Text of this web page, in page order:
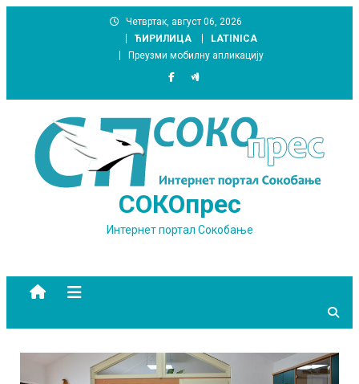
Четвртак, август 06, 2026
ЋИРИЛИЦА
LATINICA
Преузми мобилну апликацију
СОКОпрес
Интернет портал Сокобање